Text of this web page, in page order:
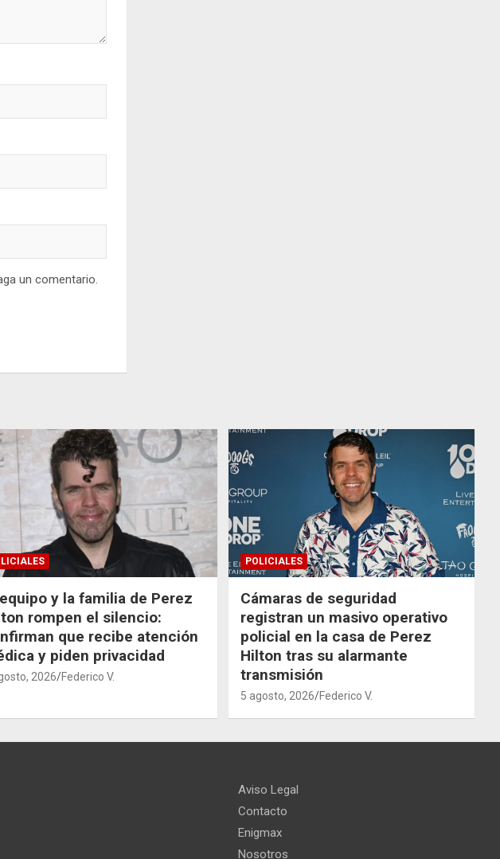
un comentario.
y la familia de Perez
rompen el silencio:
que recibe atención
y piden privacidad
2026 Federico V.
POLICIALES
Cámaras de seguridad
registran un masivo operativo
policial en la casa de Perez
Hilton tras su alarmante
transmisión
5 agosto, 2026 Federico V.
Aviso Legal
Contacto
Enigmax
Nosotros